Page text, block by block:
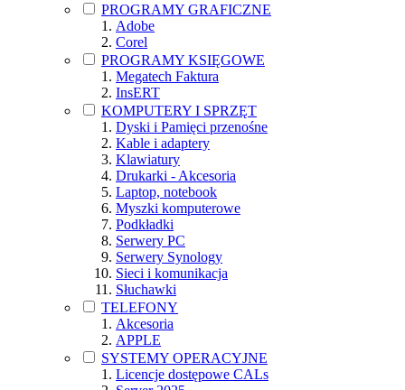
PROGRAMY GRAFICZNE
Adobe
Corel
PROGRAMY KSIĘGOWE
Megatech Faktura
InsERT
KOMPUTERY I SPRZĘT
Dyski i Pamięci przenośne
Kable i adaptery
Klawiatury
Drukarki - Akcesoria
Laptop, notebook
Myszki komputerowe
Podkładki
Serwery PC
Serwery Synology
Sieci i komunikacja
Słuchawki
TELEFONY
Akcesoria
APPLE
SYSTEMY OPERACYJNE
Licencje dostępowe CALs